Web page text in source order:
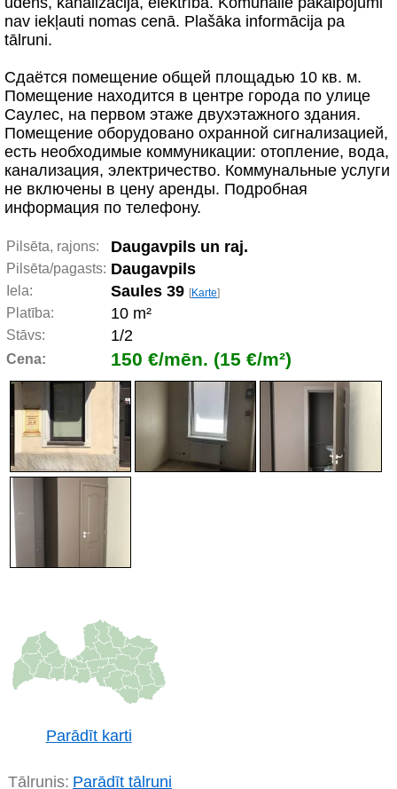
nav iekļauti nomas cenā. Plašāka informācija pa
tālruni.
Сдаётся помещение общей площадью 10 кв. м.
Помещение находится в центре города по улице
Саулес, на первом этаже двухэтажного здания.
Помещение оборудовано охранной сигнализацией,
есть необходимые коммуникации: отопление, вода,
канализация, электричество. Коммунальные услуги
не включены в цену аренды. Подробная
информация по телефону.
Pilsēta, rajons: Daugavpils un raj.
Pilsēta/pagasts: Daugavpils
Iela: Saules 39 [Karte]
Platība: 10 m²
Stāvs: 1/2
Cena: 150 €/mēn. (15 €/m²)
Parādīt karti
Tālrunis: Parādīt tālruni